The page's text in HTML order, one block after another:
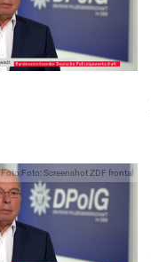
Foto:Foto: Screenshot ZDF frontal